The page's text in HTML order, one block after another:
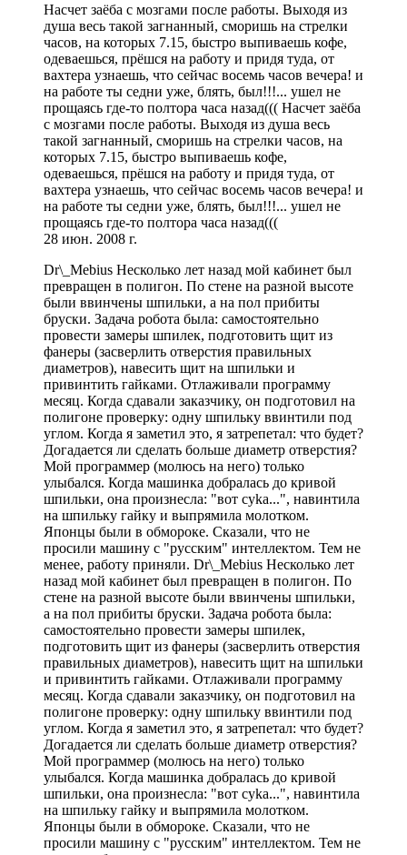
Насчет заёба с мозгами после работы. Выходя из
душа весь такой загнанный, сморишь на стрелки
часов, на которых 7.15, быстро выпиваешь кофе,
одеваешься, прёшся на работу и придя туда, от
вахтера узнаешь, что сейчас восемь часов вечера! и
на работе ты седни уже, блять, был!!!... ушел не
прощаясь где-то полтора часа назад((( Насчет заёба
с мозгами после работы. Выходя из душа весь
такой загнанный, сморишь на стрелки часов, на
которых 7.15, быстро выпиваешь кофе,
одеваешься, прёшся на работу и придя туда, от
вахтера узнаешь, что сейчас восемь часов вечера! и
на работе ты седни уже, блять, был!!!... ушел не
прощаясь где-то полтора часа назад(((
28 июн. 2008 г.
Dr\_Mebius Несколько лет назад мой кабинет был
превращен в полигон. По стене на разной высоте
были ввинчены шпильки, а на пол прибиты
бруски. Задача робота была: самостоятельно
провести замеры шпилек, подготовить щит из
фанеры (засверлить отверстия правильных
диаметров), навесить щит на шпильки и
привинтить гайками. Отлаживали программу
месяц. Когда сдавали заказчику, он подготовил на
полигоне проверку: одну шпильку ввинтили под
углом. Когда я заметил это, я затрепетал: что будет?
Догадается ли сделать больше диаметр отверстия?
Мой программер (молюсь на него) только
улыбался. Когда машинка добралась до кривой
шпильки, она произнесла: "вот cyka...", навинтила
на шпильку гайку и выпрямила молотком.
Японцы были в обмороке. Сказали, что не
просили машину с "русским" интеллектом. Тем не
менее, работу приняли. Dr\_Mebius Несколько лет
назад мой кабинет был превращен в полигон. По
стене на разной высоте были ввинчены шпильки,
а на пол прибиты бруски. Задача робота была:
самостоятельно провести замеры шпилек,
подготовить щит из фанеры (засверлить отверстия
правильных диаметров), навесить щит на шпильки
и привинтить гайками. Отлаживали программу
месяц. Когда сдавали заказчику, он подготовил на
полигоне проверку: одну шпильку ввинтили под
углом. Когда я заметил это, я затрепетал: что будет?
Догадается ли сделать больше диаметр отверстия?
Мой программер (молюсь на него) только
улыбался. Когда машинка добралась до кривой
шпильки, она произнесла: "вот cyka...", навинтила
на шпильку гайку и выпрямила молотком.
Японцы были в обмороке. Сказали, что не
просили машину с "русским" интеллектом. Тем не